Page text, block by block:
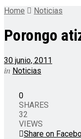
Home Noticias
Porongo
30 junio, 2011
in Noticias
0
SHARES
32
VIEWS
Share on